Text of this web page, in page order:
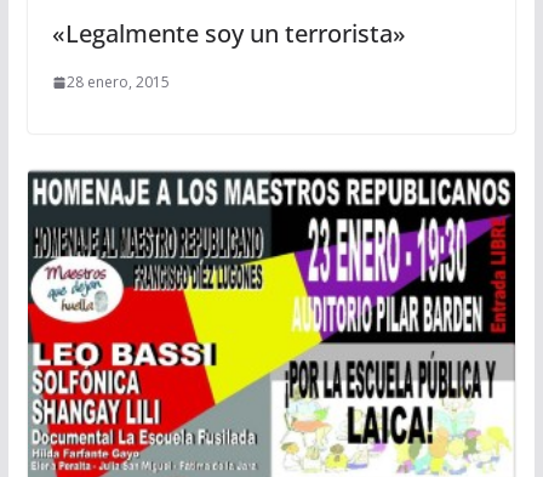
«Legalmente soy un terrorista»
28 enero, 2015